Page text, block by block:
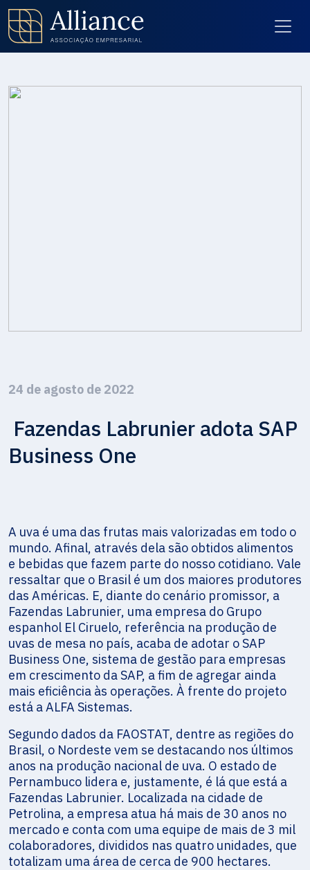
24 de agosto de 2022
Fazendas Labrunier adota SAP
Business One
A uva é uma das frutas mais valorizadas em todo o
mundo. Afinal, através dela são obtidos alimentos
e bebidas que fazem parte do nosso cotidiano. Vale
ressaltar que o Brasil é um dos maiores produtores
das Américas. E, diante do cenário promissor, a
Fazendas Labrunier, uma empresa do Grupo
espanhol El Ciruelo, referência na produção de
uvas de mesa no país, acaba de adotar o SAP
Business One, sistema de gestão para empresas
em crescimento da SAP, a fim de agregar ainda
mais eficiência às operações. À frente do projeto
está a ALFA Sistemas.
Segundo dados da FAOSTAT, dentre as regiões do
Brasil, o Nordeste vem se destacando nos últimos
anos na produção nacional de uva. O estado de
Pernambuco lidera e, justamente, é lá que está a
Fazendas Labrunier. Localizada na cidade de
Petrolina, a empresa atua há mais de 30 anos no
mercado e conta com uma equipe de mais de 3 mil
colaboradores, divididos nas quatro unidades, que
totalizam uma área de cerca de 900 hectares.